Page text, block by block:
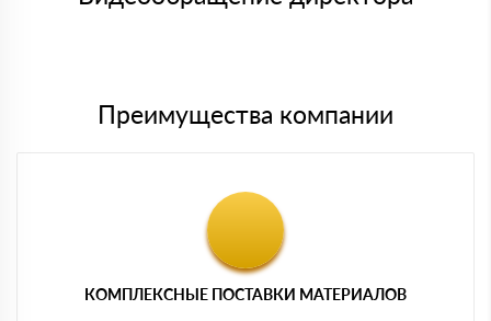
Преимущества компании
КОМПЛЕКСНЫЕ ПОСТАВКИ МАТЕРИАЛОВ